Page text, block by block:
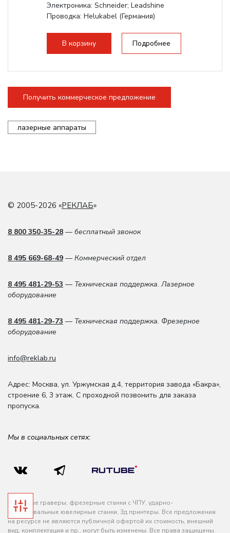
Электроника: Schneider; Leadshine
Проводка: Helukabel (Германия)
В корзину
Подробнее
Получить коммерческое предложение
лазерные аппараты
© 2005-2026 «РЕКЛАБ»
8 800 350-35-28 — бесплатный звонок
8 495 669-68-49 — Коммерческий отдел
8 495 481-29-53 — Техническая поддержка. Лазерное
оборудование
8 495 481-29-73 — Техническая поддержка. Фрезерное
оборудование
info@reklab.ru
Адрес: Москва, ул. Уржумская д.4, территория завода «Бакра»,
строение 6, 3 этаж. С проходной позвонить для заказа
пропуска.
Мы в социальных сетях:
Лазерные граверы, фрезерные станки с ЧПУ, ударно-
гравировальные ювелирные станки, 3д принтеры. Все предложения
на ресурсе не являются публичной офертой их стоимость, внешний
вид, комплектация и пр., могут быть изменены. Все права защищены.